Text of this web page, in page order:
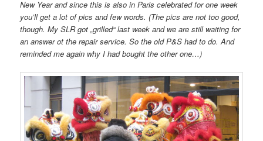
New Year and since this is also in Paris celebrated for one week
you’ll get a lot of pics and few words. (The pics are not too good,
though. My SLR got „grilled“ last week and we are still waiting for
an answer ot the repair service. So the old P&S had to do. And
reminded me again why I had bought the other one…)